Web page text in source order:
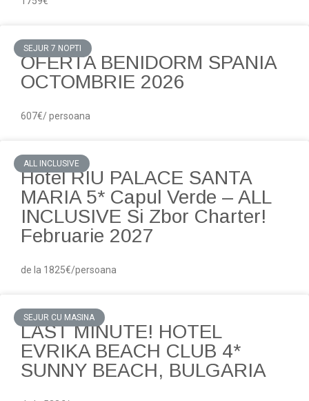
SEJUR 7 NOPTI
OFERTA BENIDORM SPANIA
OCTOMBRIE 2026
607€/ persoana
ALL INCLUSIVE
Hotel RIU PALACE SANTA
MARIA 5* Capul Verde – ALL
INCLUSIVE Si Zbor Charter!
Februarie 2027
de la 1825€/persoana
SEJUR CU MASINA
LAST MINUTE! HOTEL
EVRIKA BEACH CLUB 4*
SUNNY BEACH, BULGARIA